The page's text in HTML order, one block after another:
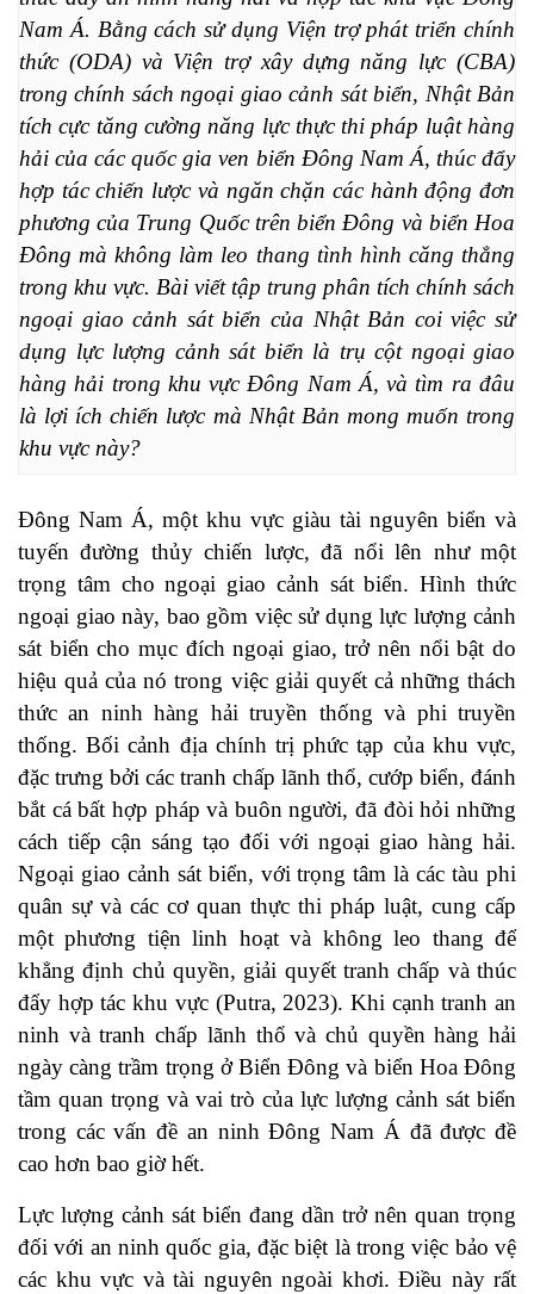
Nam Á. Bằng cách sử dụng Viện trợ phát triển chính
thức (ODA) và Viện trợ xây dựng năng lực (CBA)
trong chính sách ngoại giao cảnh sát biển, Nhật Bản
tích cực tăng cường năng lực thực thi pháp luật hàng
hải của các quốc gia ven biển Đông Nam Á, thúc đẩy
hợp tác chiến lược và ngăn chặn các hành động đơn
phương của Trung Quốc trên biển Đông và biển Hoa
Đông mà không làm leo thang tình hình căng thẳng
trong khu vực. Bài viết tập trung phân tích chính sách
ngoại giao cảnh sát biển của Nhật Bản coi việc sử
dụng lực lượng cảnh sát biển là trụ cột ngoại giao
hàng hải trong khu vực Đông Nam Á, và tìm ra đâu
là lợi ích chiến lược mà Nhật Bản mong muốn trong
khu vực này?
Đông Nam Á, một khu vực giàu tài nguyên biển và
tuyến đường thủy chiến lược, đã nổi lên như một
trọng tâm cho ngoại giao cảnh sát biển. Hình thức
ngoại giao này, bao gồm việc sử dụng lực lượng cảnh
sát biển cho mục đích ngoại giao, trở nên nổi bật do
hiệu quả của nó trong việc giải quyết cả những thách
thức an ninh hàng hải truyền thống và phi truyền
thống. Bối cảnh địa chính trị phức tạp của khu vực,
đặc trưng bởi các tranh chấp lãnh thổ, cướp biển, đánh
bắt cá bất hợp pháp và buôn người, đã đòi hỏi những
cách tiếp cận sáng tạo đối với ngoại giao hàng hải.
Ngoại giao cảnh sát biển, với trọng tâm là các tàu phi
quân sự và các cơ quan thực thi pháp luật, cung cấp
một phương tiện linh hoạt và không leo thang để
khẳng định chủ quyền, giải quyết tranh chấp và thúc
đẩy hợp tác khu vực (Putra, 2023). Khi cạnh tranh an
ninh và tranh chấp lãnh thổ và chủ quyền hàng hải
ngày càng trầm trọng ở Biển Đông và biển Hoa Đông
tầm quan trọng và vai trò của lực lượng cảnh sát biển
trong các vấn đề an ninh Đông Nam Á đã được đề
cao hơn bao giờ hết.
Lực lượng cảnh sát biển đang dần trở nên quan trọng
đối với an ninh quốc gia, đặc biệt là trong việc bảo vệ
các khu vực và tài nguyên ngoài khơi. Điều này rất